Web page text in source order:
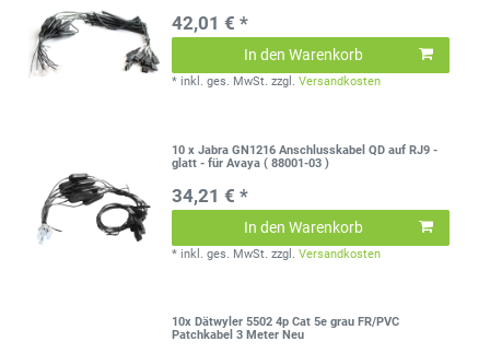
42,01 € *
In den Warenkorb
* inkl. ges. MwSt. zzgl.Versandkosten
10 x Jabra GN1216 Anschlusskabel QD auf RJ9 -
glatt - für Avaya ( 88001-03 )
34,21 € *
In den Warenkorb
* inkl. ges. MwSt. zzgl.Versandkosten
10x Dätwyler 5502 4p Cat 5e grau FR/PVC
Patchkabel 3 Meter Neu